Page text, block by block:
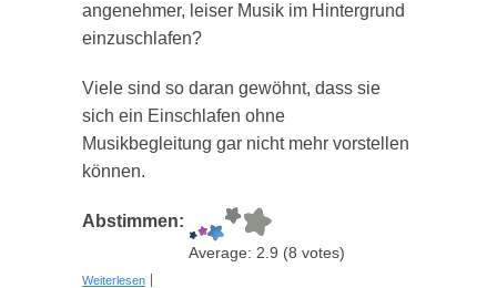
angenehmer, leiser Musik im Hintergrund
einzuschlafen?
Viele sind so daran gewöhnt, dass sie
sich ein Einschlafen ohne
Musikbegleitung gar nicht mehr vorstellen
können.
Abstimmen:
Average: 2.9 (8 votes)
Weiterlesen über Musik-Kissen - Das Original